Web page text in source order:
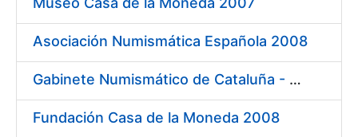
Asociación Numismática Española 2008
Gabinete Numismático de Cataluña - Museo Nacional de Arte de Cataluña 2008
Fundación Casa de la Moneda 2008